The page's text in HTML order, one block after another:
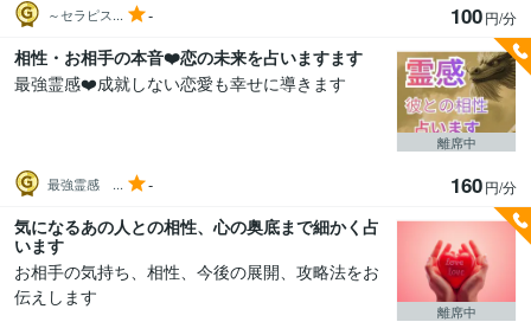
～セラピス... - 100円/分
相性・お相手の本音❤️恋の未来を占いますます
最強霊感❤️成就しない恋愛も幸せに導きます
最強霊感 ... - 160円/分
離席中
気になるあの人との相性、心の奥底まで細かく占
います
お相手の気持ち、相性、今後の展開、攻略法をお
伝えします
離席中